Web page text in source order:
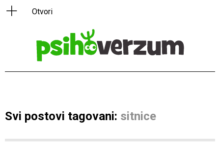
Svi postovi tagovani: sitnice